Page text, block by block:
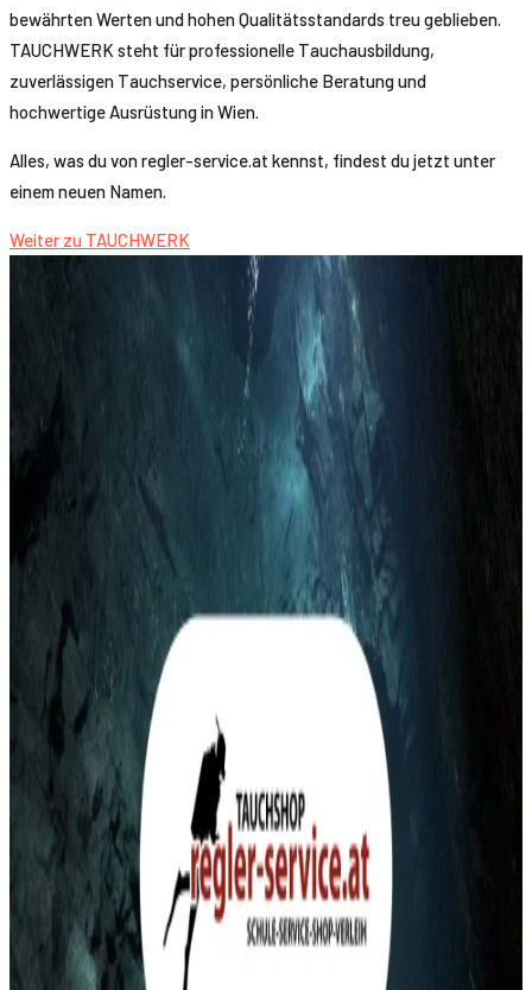
bewährten Werten und hohen Qualitätsstandards treu geblieben.
TAUCHWERK steht für professionelle Tauchausbildung,
zuverlässigen Tauchservice, persönliche Beratung und
hochwertige Ausrüstung in Wien.
Alles, was du von regler-service.at kennst, findest du jetzt unter
einem neuen Namen.
Weiter zu TAUCHWERK